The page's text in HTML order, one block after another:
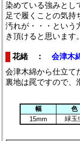
染めている強みとし
足で履くことの気持
汚れが・・・という
き頂けると思います。
花緒 ：会津木
会津木綿から仕立て
裏地は罠ですので、
幅
色
15mm
緑玉